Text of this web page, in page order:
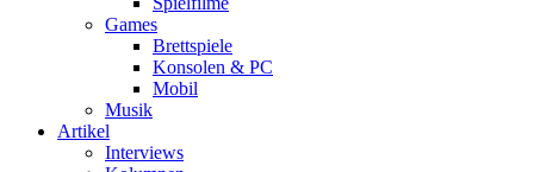
Games
Brettspiele
Konsolen & PC
Mobil
Musik
Artikel
Interviews